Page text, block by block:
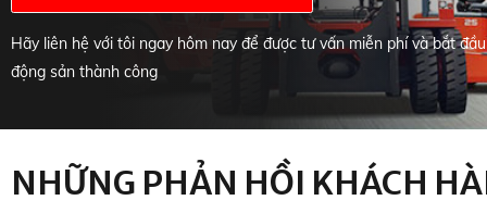
Hãy liên hệ với tôi ngay hôm nay để được tư vấn miễn phí và bắt
động sản thành công
NHỮNG PHẢN HỒI KHÁCH